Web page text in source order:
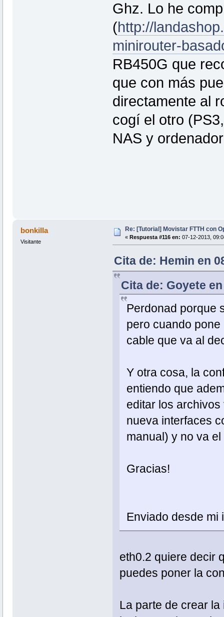
Ghz. Lo he
(http://
minirouter-
RB450G que
que con más
directamente al
cogí el otro
NAS y
bonkilla
Visitante
Re: [Tutorial] Movistar FTTH con
« Respuesta #116 en: 07-12-2013,
Cita de: Hemin en
Cita de: Goyete
Perdonad porque
pero cuando
cable que va al
Y otra cosa, la
entiendo que
editar los
nueva interfaces
manual) y no va el
Gracias!
Enviado desde mi
eth0.2 quiere decir
puedes poner la
La parte de crear